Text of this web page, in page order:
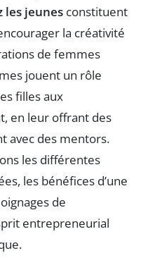
jeunes constituent
la créativité
de femmes
jouent un rôle
filles aux
en leur offrant des
avec des mentors.
les différentes
les bénéfices d’une
de
entrepreneurial